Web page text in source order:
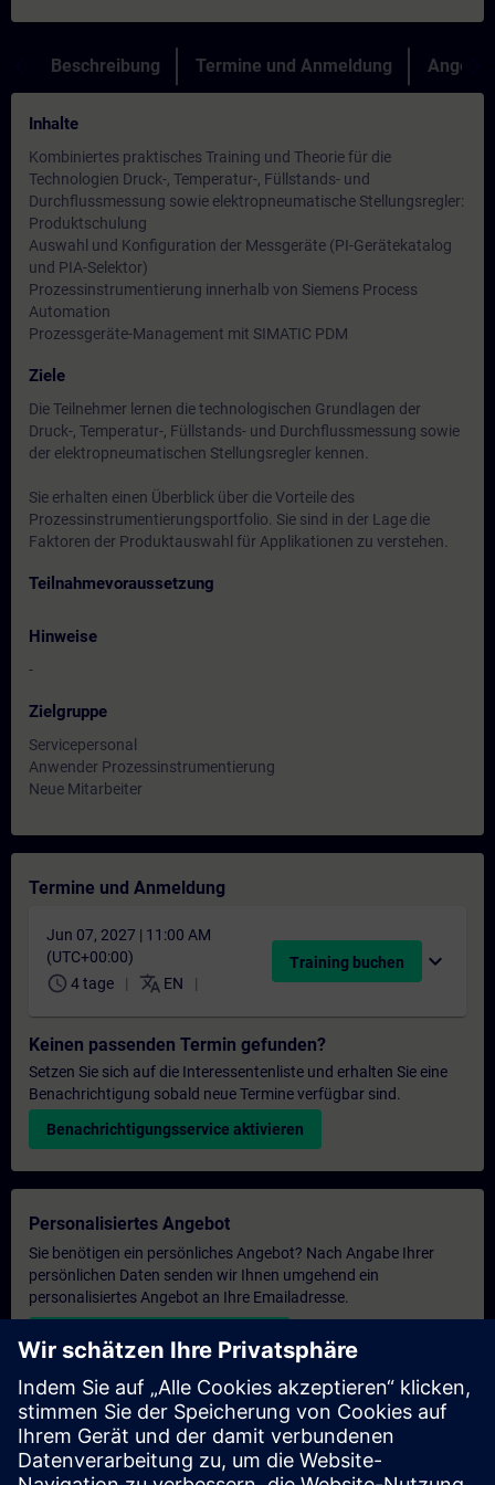
Beschreibung Termine und Anmeldung Angebot
Inhalte
Kombiniertes praktisches Training und Theorie für die
Technologien Druck-, Temperatur-, Füllstands- und
Durchflussmessung sowie elektropneumatische Stellungsregler:
Produktschulung
Auswahl und Konfiguration der Messgeräte (PI-Gerätekatalog
und PIA-Selektor)
Prozessinstrumentierung innerhalb von Siemens Process
Automation
Prozessgeräte-Management mit SIMATIC PDM
Ziele
Die Teilnehmer lernen die technologischen Grundlagen der
Druck-, Temperatur-, Füllstands- und Durchflussmessung sowie
der elektropneumatischen Stellungsregler kennen.
Sie erhalten einen Überblick über die Vorteile des
Prozessinstrumentierungsportfolio. Sie sind in der Lage die
Faktoren der Produktauswahl für Applikationen zu verstehen.
Teilnahmevoraussetzung
Hinweise
-
Zielgruppe
Servicepersonal
Anwender Prozessinstrumentierung
Neue Mitarbeiter
Termine und Anmeldung
Jun 07, 2027 | 11:00 AM
(UTC+00:00)
schedule 4 tage translate EN
Training buchen expand_more
Keinen passenden Termin gefunden?
Setzen Sie sich auf die Interessentenliste und erhalten Sie eine
Benachrichtigung sobald neue Termine verfügbar sind.
Benachrichtigungsservice aktivieren
Personalisiertes Angebot
Sie benötigen ein persönliches Angebot? Nach Angabe Ihrer
persönlichen Daten senden wir Ihnen umgehend ein
personalisiertes Angebot an Ihre Emailadresse.
Persönliches Angebot zusenden
Anfrage Exklusivtraining
Haben Sie Bedarf an einem höheren Schulungsangebot und
brauchen ein exklusives Training – entweder vor Ort bei Ihnen,